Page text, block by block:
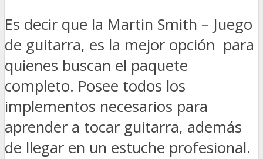
Es decir que la Martin Smith – Juego
de guitarra, es la mejor opción para
quienes buscan el paquete
completo. Posee todos los
implementos necesarios para
aprender a tocar guitarra, además
de llegar en un estuche profesional.